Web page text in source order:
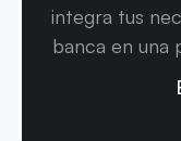
integra tus
banca en una